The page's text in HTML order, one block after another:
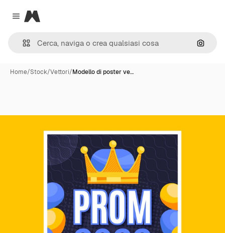
Close menu
Magnific
Cerca
Home/Stock/Vettori/Modello di poster ve…